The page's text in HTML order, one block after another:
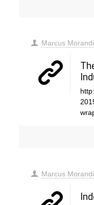
Marcus Morandi
Marcus Morandi